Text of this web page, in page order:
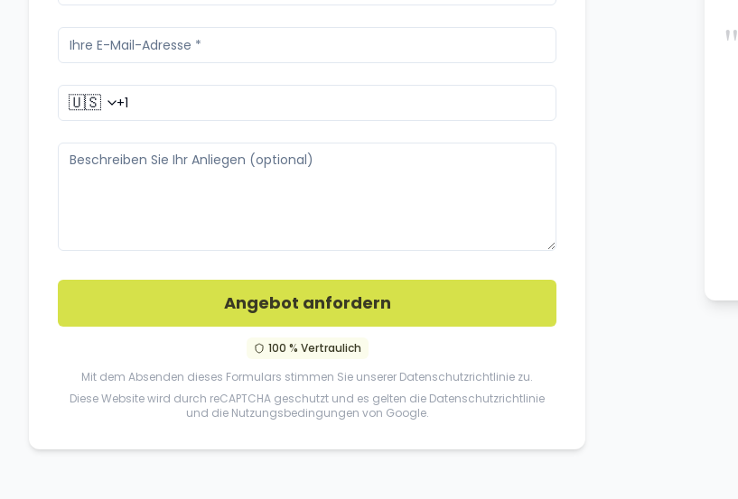
🇺🇸
Angebot anfordern
100 % Vertraulich
Mit dem Absenden dieses Formulars stimmen Sie unserer Datenschutzrichtlinie zu.
Diese Website wird durch reCAPTCHA geschutzt und es gelten die Datenschutzrichtlinie
und die Nutzungsbedingungen von Google.
"